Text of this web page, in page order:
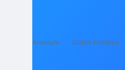
Anasayfa Gizlilik Politikası